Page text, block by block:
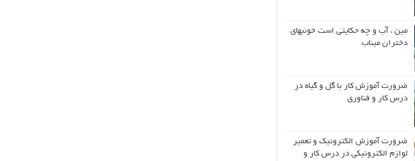
مین ، آب و چه حکایتی است خونبهای
دختران میناب
ضرورت آموزش کار با گل و گیاه در
درس کار و فناوری
ضرورت آموزش الکترونیک و تعمیر
لوازم الکترونیکی در درس کار و